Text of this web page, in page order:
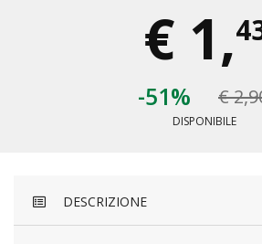
€ 1,
-51% €
DISPONIBILE
DESCRIZIONE